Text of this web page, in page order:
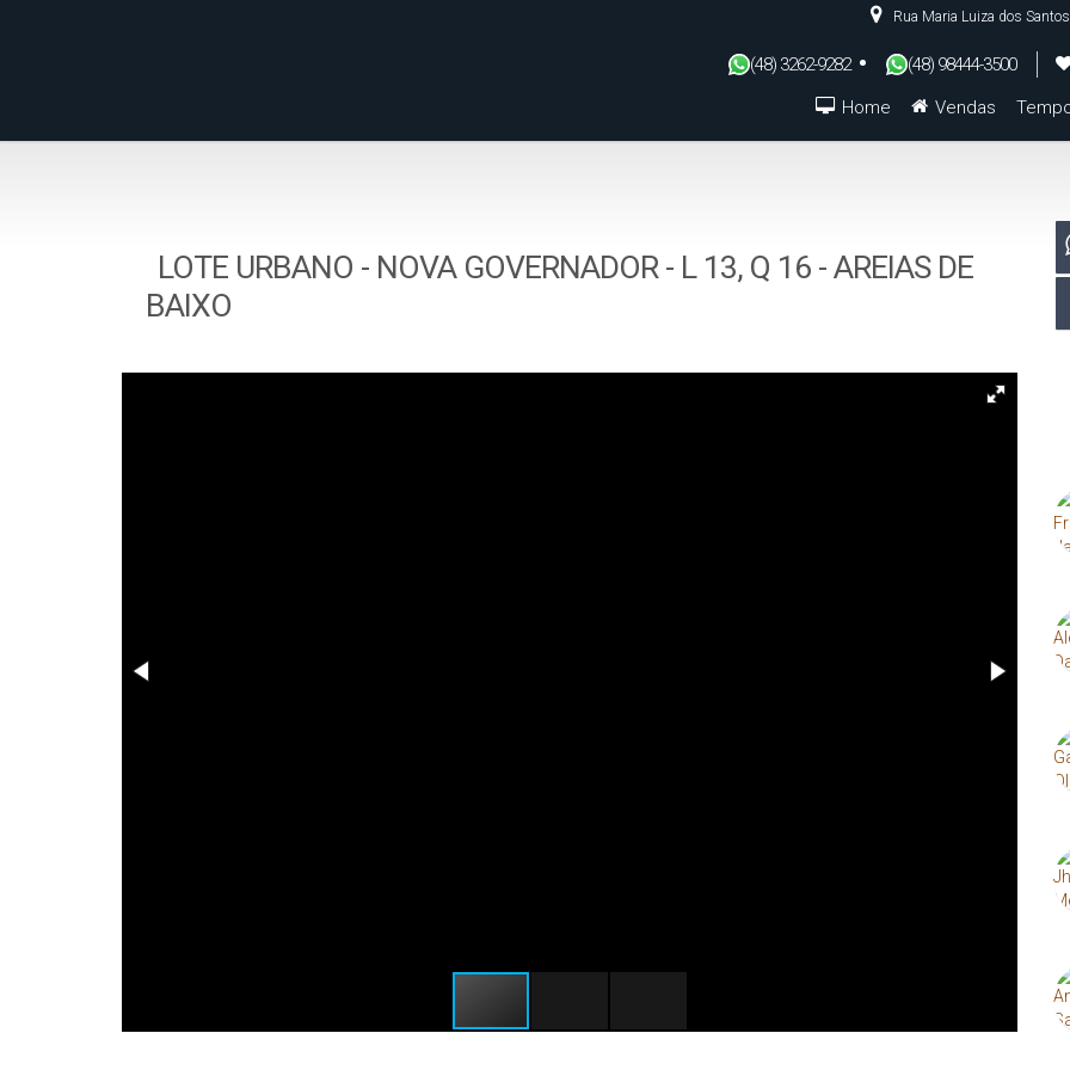
Rua Maria Luiza dos Santos
(48) 3262-9282 (48) 98444-3500
Vendas
Home
LOTE URBANO - NOVA GOVERNADOR - L 13, Q 16 - AREIAS DE
BAIXO